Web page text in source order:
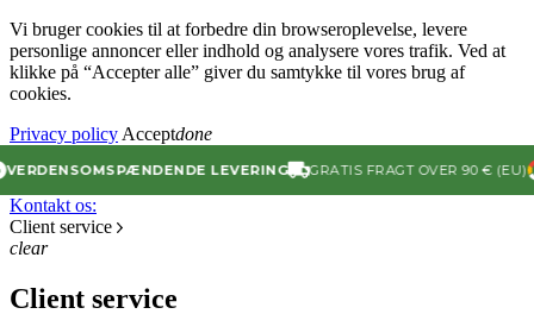
Vi bruger cookies til at forbedre din browseroplevelse, levere
personlige annoncer eller indhold og analysere vores trafik. Ved at
klikke på “Accepter alle” giver du samtykke til vores brug af
cookies.
Privacy policy Acceptdone
LEVERING GRATIS FRAGT OVER 90 € (EU)
Kontakt os:
Client service
clear
Client service